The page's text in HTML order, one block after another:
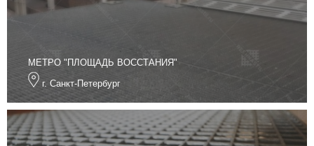
МЕТРО "ПЛОЩАДЬ ВОССТАНИЯ"
г. Санкт-Петербург